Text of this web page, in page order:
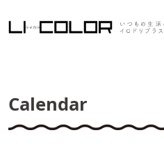
Calendar